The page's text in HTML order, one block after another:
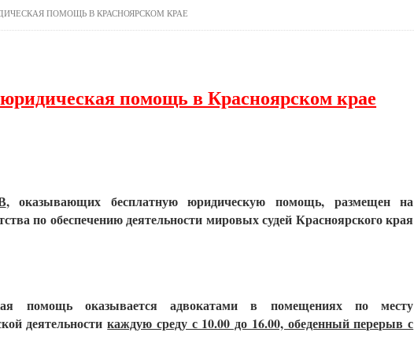
ПОМОЩЬ В КРАСНОЯРСКОМ КРАЕ
помощь в Красноярском крае
, оказывающих бесплатную юридическую помощь, размещен на
по обеспечению деятельности мировых судей Красноярского края
помощь оказывается адвокатами в помещениях по месту
деятельностикаждую среду с 10.00 до 16.00, обеденный перерыв с